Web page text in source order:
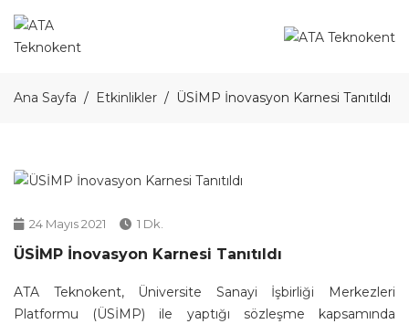
Ana Sayfa Etkinlikler ÜSİMP İnovasyon Karnesi Tanıtıldı
24 Mayıs 2021 1 Dk.
ÜSİMP İnovasyon Karnesi Tanıtıldı
ATA Teknokent, Üniversite Sanayi İşbirliği Merkezleri
Platformu (ÜSİMP) ile yaptığı sözleşme kapsamında